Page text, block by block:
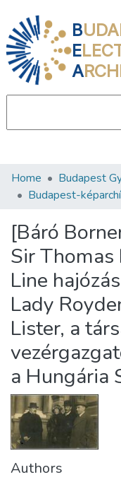
B
E
A
Communities &
Statistics
About us
Home Budapest
Budapest-
[Báró
Sir Thomas
Line
Lady
Lister, a
a Hungária
Authors